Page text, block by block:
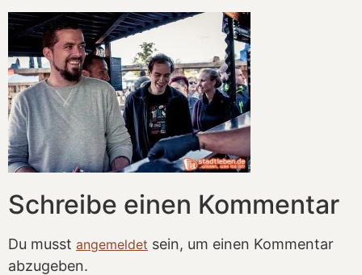
Schreibe einen Kommentar
Du musst angemeldet sein, um einen Kommentar
abzugeben.